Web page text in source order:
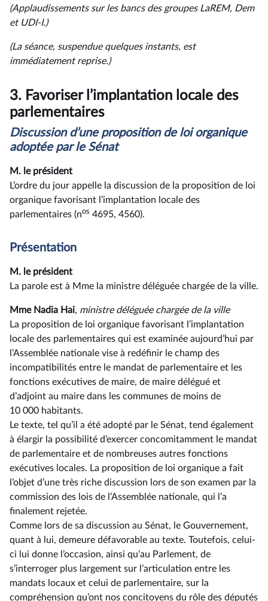
(Applaudissements sur les bancs des groupes LaREM, Dem
et UDI-I.)
(La séance, suspendue quelques instants, est
immédiatement reprise.)
3. Favoriser l’implantation locale des
parlementaires
Discussion d’une proposition de loi organique
adoptée par le Sénat
M. le président
L’ordre du jour appelle la discussion de la proposition de loi
organique favorisant l’implantation locale des
parlementaires (nos 4695, 4560).
Présentation
M. le président
La parole est à Mme la ministre déléguée chargée de la ville.
Mme Nadia Hai, ministre déléguée chargée de la ville
La proposition de loi organique favorisant l’implantation
locale des parlementaires qui est examinée aujourd’hui par
l’Assemblée nationale vise à redéfinir le champ des
incompatibilités entre le mandat de parlementaire et les
fonctions exécutives de maire, de maire délégué et
d’adjoint au maire dans les communes de moins de
10 000 habitants.
Le texte, tel qu’il a été adopté par le Sénat, tend également
à élargir la possibilité d’exercer concomitamment le mandat
de parlementaire et de nombreuses autres fonctions
exécutives locales. La proposition de loi organique a fait
l’objet d’une très riche discussion lors de son examen par la
commission des lois de l’Assemblée nationale, qui l’a
finalement rejetée.
Comme lors de sa discussion au Sénat, le Gouvernement,
quant à lui, demeure défavorable au texte. Toutefois, celui-
ci lui donne l’occasion, ainsi qu’au Parlement, de
s’interroger plus largement sur l’articulation entre les
mandats locaux et celui de parlementaire, sur la
compréhension qu’ont nos concitoyens du rôle des députés